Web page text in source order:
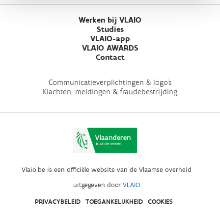
Werken bij VLAIO
Studies
VLAIO-app
VLAIO AWARDS
Contact
Communicatieverplichtingen & logo's
Klachten, meldingen & fraudebestrijding
Vlaio.be is een officiële website van de Vlaamse overheid
uitgegeven door VLAIO
PRIVACYBELEID TOEGANKELIJKHEID COOKIES